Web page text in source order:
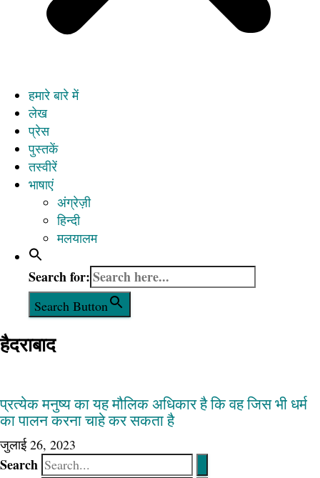
हमारे बारे में
लेख
प्रेस
पुस्तकें
तस्वीरें
भाषाएं
अंग्रेज़ी
हिन्दी
मलयालम
Search for:
Search Button
हैदराबाद
प्रत्येक मनुष्य का यह मौलिक अधिकार है कि वह जिस भी धर्म
का पालन करना चाहे कर सकता है
जुलाई 26, 2023
Search